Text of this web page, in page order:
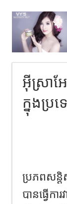
អុី​ស្រាអ
ក្នុងប្រ
ប្រភពសន្
បានធ្វើក